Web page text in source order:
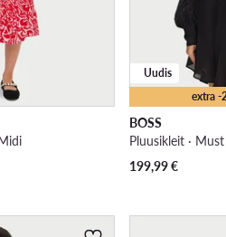
extra -
Uudis
BOSS
Pluusikleit ·
199,99€